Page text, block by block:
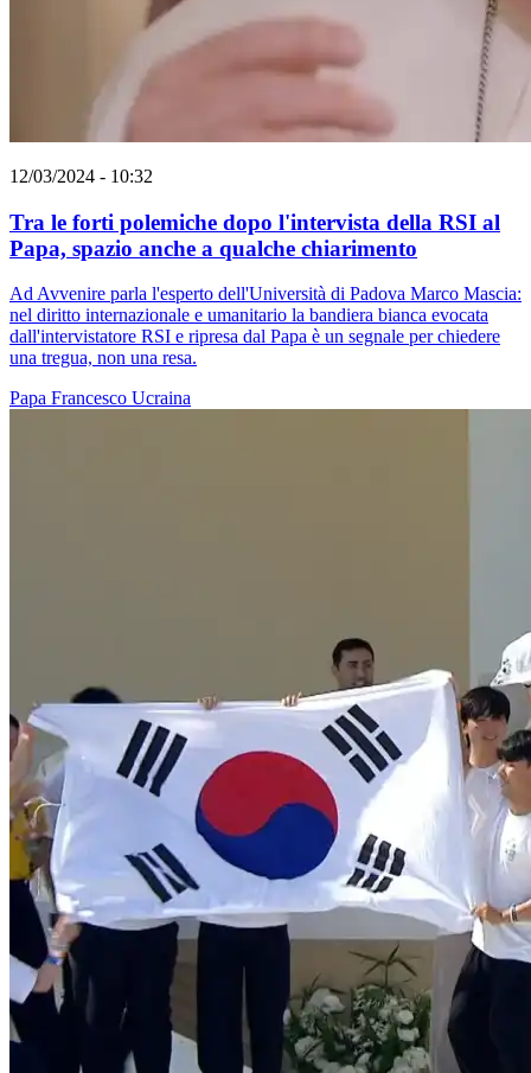
12/03/2024 - 10:32
Tra le forti polemiche dopo l'intervista della RSI al
Papa, spazio anche a qualche chiarimento
Ad Avvenire parla l'esperto dell'Università di Padova Marco Mascia:
nel diritto internazionale e umanitario la bandiera bianca evocata
dall'intervistatore RSI e ripresa dal Papa è un segnale per chiedere
una tregua, non una resa.
Papa Francesco Ucraina